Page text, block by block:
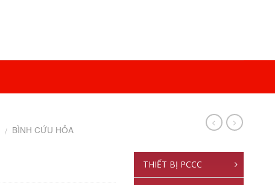
/ BÌNH CỨU HỎA
THIẾT BỊ PCCC